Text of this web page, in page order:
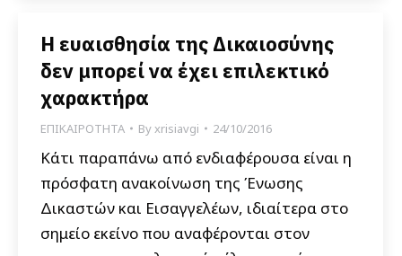
Η ευαισθησία της Δικαιοσύνης
δεν μπορεί να έχει επιλεκτικό
χαρακτήρα
ΕΠΙΚΑΙΡΟΤΗΤΑ Byxrisiavgi 24/10/2016
Κάτι παραπάνω από ενδιαφέρουσα είναι η
πρόσφατη ανακοίνωση της Ένωσης
Δικαστών και Εισαγγελέων, ιδιαίτερα στο
σημείο εκείνο που αναφέρονται στον